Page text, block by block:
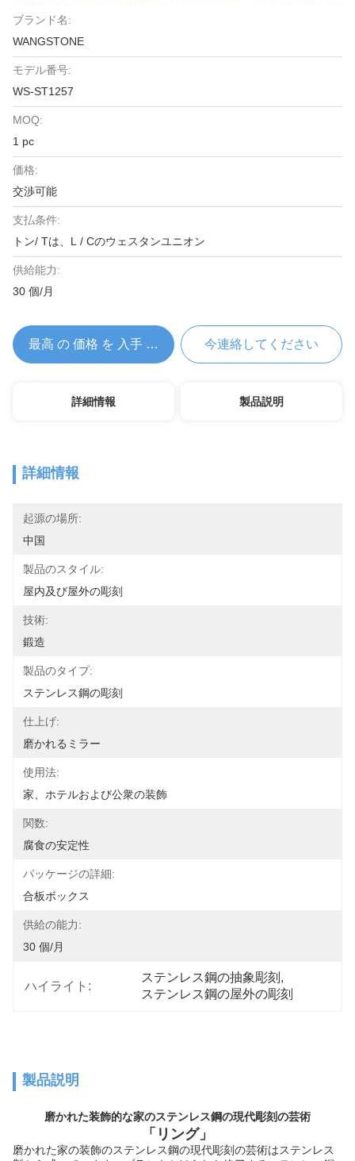
ブランド名:
WANGSTONE
モデル番号:
WS-ST1257
MOQ:
1 pc
価格:
交渉可能
支払条件:
トン/ Tは、L / Cのウェスタンユニオン
供給能力:
30 個/月
最高 の 価格 を 入手 する 今連絡してください
詳細情報 製品説明
詳細情報
起源の場所:
中国
製品のスタイル:
屋内及び屋外の彫刻
技術:
鍛造
製品のタイプ:
ステンレス鋼の彫刻
仕上げ:
磨かれるミラー
使用法:
家、ホテルおよび公衆の装飾
関数:
腐食の安定性
パッケージの詳細:
合板ボックス
供給の能力:
30 個/月
ハイライト:
ステンレス鋼の抽象彫刻 ,
ステンレス鋼の屋外の彫刻
製品説明
磨かれた装飾的な家のステンレス鋼の現代彫刻の芸術
「リング」
磨かれた家の装飾のステンレス鋼の現代彫刻の芸術はステンレス